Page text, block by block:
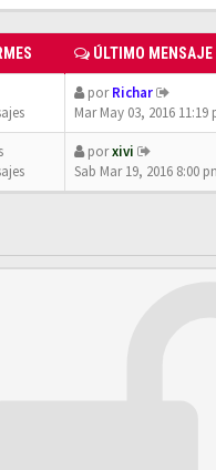
ÚLTIMO MENSAJE
porRichar
Mar May 03, 2016 11:19
porxivi
Sab Mar 19, 2016 8:00